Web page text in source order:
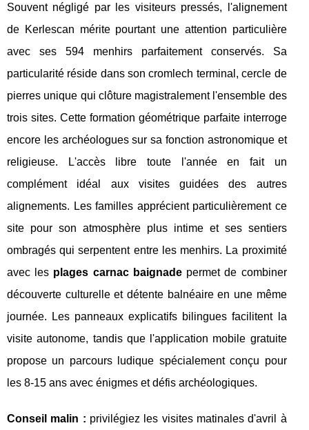
Souvent négligé par les visiteurs pressés, l'alignement
de Kerlescan mérite pourtant une attention particulière
avec ses 594 menhirs parfaitement conservés. Sa
particularité réside dans son cromlech terminal, cercle de
pierres unique qui clôture magistralement l'ensemble des
trois sites. Cette formation géométrique parfaite interroge
encore les archéologues sur sa fonction astronomique et
religieuse. L'accès libre toute l'année en fait un
complément idéal aux visites guidées des autres
alignements. Les familles apprécient particulièrement ce
site pour son atmosphère plus intime et ses sentiers
ombragés qui serpentent entre les menhirs. La proximité
avec les plages carnac baignadepermet de combiner
découverte culturelle et détente balnéaire en une même
journée. Les panneaux explicatifs bilingues facilitent la
visite autonome, tandis que l'application mobile gratuite
propose un parcours ludique spécialement conçu pour
les 8-15 ans avec énigmes et défis archéologiques.
Conseil malin : privilégiez les visites matinales d'avril à